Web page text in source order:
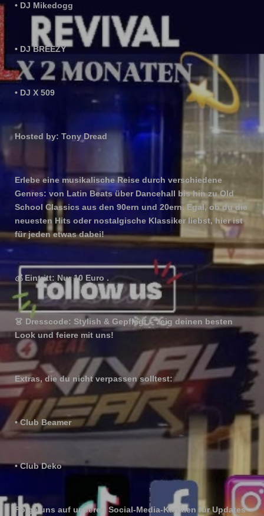
• DJ Mikedogg
• DJ BREEZY
• DJ X 509
Hosted by: Tony Dread
Erlebe eine musikalische Reise durch verschiedene
Genres: von Latin Beats über Dancehall bis hin zu Old
School Classics aus den 90ern und 20ern. Egal, ob du die
neuesten Hits oder nostalgische Klassiker liebst, hier ist
für jeden etwas dabei!
💰Eintritt: Nur 10 Euro .
👗 Dresscode: Stylish & Gepflegt – zeig deinen besten
Look und feiere mit uns!
Extras, die du nicht verpassen solltest:
• Club Beamer
• Club Deko
Folge uns auf unseren Social-Media-Kanälen für Updates